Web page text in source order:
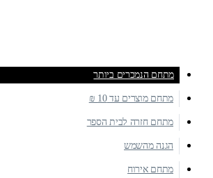
מתחם הנמכרים ביותר
מתחם מוצרים עד 10 ₪
מתחם חזרה לבית הספר
הגנה מהשמש
מתחם אירוח